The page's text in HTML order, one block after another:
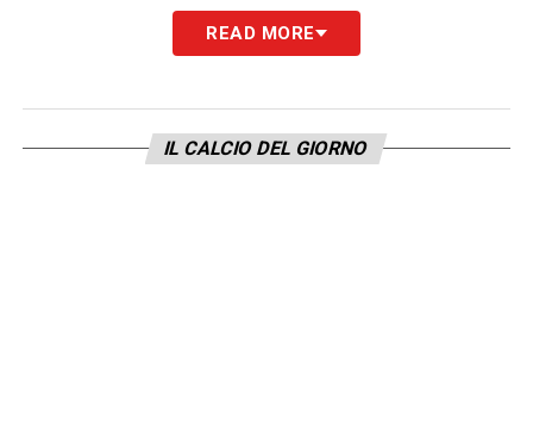
maggiore attenzione:Suso. L’esterno
spagnolo è stato uno dei migliori della
Genoa e Liverpool aveva l’intesa con Galliani
per il prolungamento fino al2021(l’attuale
READ MORE
IL CALCIO DEL GIORNO